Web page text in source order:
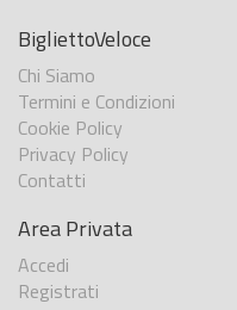
BigliettoVeloce
Chi Siamo
Termini e Condizioni
Cookie Policy
Privacy Policy
Contatti
Area Privata
Accedi
Registrati